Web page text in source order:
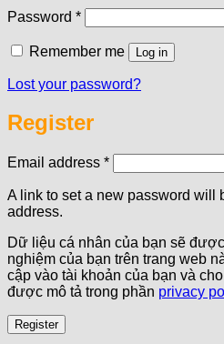
Password *Required
Remember me Log in
Lost your password?
Register
Email address *Required
A link to set a new password will
address.
Dữ liệu cá nhân của bạn sẽ
nghiệm của bạn trên trang web
cập vào tài khoản của bạn và
được mô tả trong phần privacy
Register